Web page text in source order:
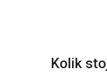
Kolik